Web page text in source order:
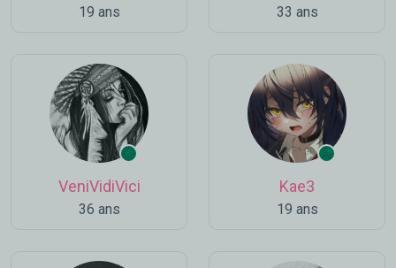
19 ans 33 ans
VeniVidiVici
36 ans
Kae3
19 ans